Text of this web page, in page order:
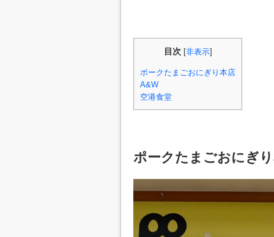
目次 非表示]
ポークたまごおにぎり本店
A&W
空港食堂
ポークたまごおにぎ